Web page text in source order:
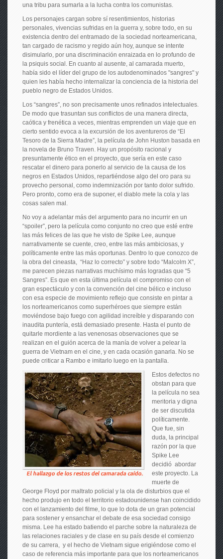
una tribu para sumarla a la lucha contra los comunistas.
Los personajes cargan sobre sí resentimientos, historias
personales, vivencias sufridas en la guerra y, sobre todo, en su
existencia dentro del entramado de la sociedad norteamericana,
tan cargado de racismo y regido aún hoy, aunque se intente
disimularlo, por una discriminación enraizada en lo profundo de
la psiquis social. En cuanto al ausente, al camarada muerto,
había sido el líder del grupo de los autodenominados "sangres" y
quien les había hecho internalizar la conciencia de la historia del
pueblo negro de Estados Unidos.
Los “sangres”, no son precisamente unos refinados intelectuales.
De modo que trasuntan sus conflictos de una manera directa,
caótica y frenética a veces, mientras emprenden un viaje que en
cierto sentido evoca a la excursión de los aventureros de “El
Tesoro de la Sierra Madre”, la película de John Huston basada en
la novela de Bruno Traven. Hay un propósito racional y
presuntamente ético en el proyecto, que sería en este caso
rescatar el dinero para ponerlo al servicio de la causa de los
negros en Estados Unidos, repartiéndose algo del oro para su
provecho personal, como indemnización por tanto dolor sufrido.
Pero pronto, como era de suponer, el diablo mete la cola y las
cosas salen mal.
No voy a adelantar más del argumento para no incurrir en un
“spoiler”, pero la película como conjunto no creo que esté entre
las más felices de las que he visto de Spike Lee, aunque
narrativamente se cuente, creo, entre las más ambiciosas, y
políticamente entre las más oportunas. Dentro lo que conozco de
la obra del cineasta, “Haz lo correcto” y sobre todo “Malcolm X”,
me parecen piezas narrativas muchísimo más logradas que “5
Sangres”. Es que en esta última película el compromiso con el
gran espectáculo y con la convención del cine bélico e incluso
con esa especie de movimiento reflejo que consiste en pintar a
los norteamericanos como superhéroes que siempre están
moviéndose bajo fuego con agilidad increíble y disparando con
inaudita puntería, está demasiado presente. Hasta el punto de
quitarle mordiente a las venenosas observaciones que se
realizan en el guión acerca de la manía de volver a pelear la
guerra de Vietnam en el cine, y en cada ocasión ganarla. No se
puede criticar a Rambo e imitarlo luego en la pantalla.
Estos defectos no
obstan para que
la película no sea
meritoria y digna
de ser discutida
políticamente.
Que fue, sin
duda, la principal
razón por la que
Spike Lee
decidió abordar
este proyecto. La
muerte de
George Floyd por maltrato policial y la ola de disturbios que el
hecho produjo en todo el territorio estadounidense han coincidido
con el lanzamiento del filme, lo que lo dota de un gran potencial
para sostener y ensanchar el debate de esa sociedad consigo
misma. Lee ha estado batiendo el parche sobre la naturaleza de
las relaciones raciales y de clase en su país desde el comienzo
de su carrera, y el hecho de Vietnam sigue erigiéndose como el
caso de referencia más importante para que los norteamericanos